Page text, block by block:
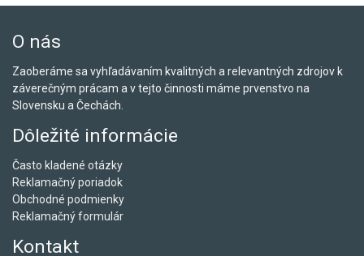
O nás
Zaoberáme sa vyhľadávaním kvalitných a relevantných zdrojov k
záverečným prácam a v tejto činnosti máme prvenstvo na
Slovensku a Čechách.
Dôležité informácie
Často kladené otázky
Reklamačný poriadok
Obchodné podmienky
Reklamačný formulár
Kontakt